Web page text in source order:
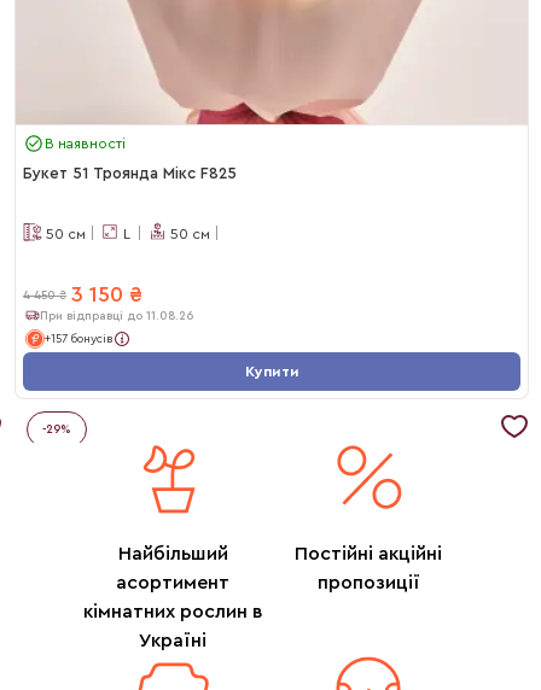
В наявності
Букет 51 Троянда Мікс F825
50 см L 50 см
4 450 ₴ 3 150 ₴
При відправці до 11.08.26
+157 бонусів
Купити
-29%
Найбільший
асортимент
кімнатних рослин в
Україні
Постійні акційні
пропозиції